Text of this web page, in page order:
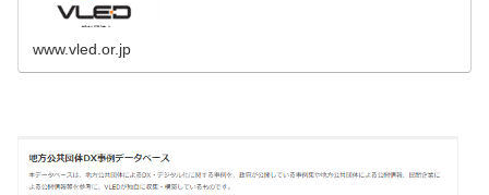
www.vled.or.jp